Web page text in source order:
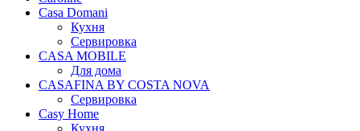
Casa Domani
Кухня
Сервировка
CASA MOBILE
Для дома
CASAFINA BY COSTA NOVA
Сервировка
Casy Home